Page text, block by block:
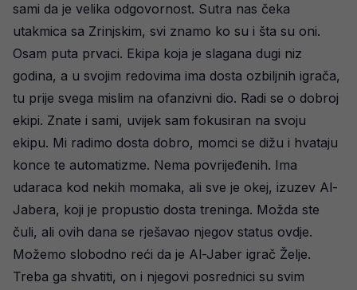
sami da je velika odgovornost. Sutra nas čeka
utakmica sa Zrinjskim, svi znamo ko su i šta su oni.
Osam puta prvaci. Ekipa koja je slagana dugi niz
godina, a u svojim redovima ima dosta ozbiljnih igrača,
tu prije svega mislim na ofanzivni dio. Radi se o dobroj
ekipi. Znate i sami, uvijek sam fokusiran na svoju
ekipu. Mi radimo dosta dobro, momci se dižu i hvataju
konce te automatizme. Nema povrijeđenih. Ima
udaraca kod nekih momaka, ali sve je okej, izuzev Al-
Jabera, koji je propustio dosta treninga. Možda ste
čuli, ali ovih dana se rješavao njegov status ovdje.
Možemo slobodno reći da je Al-Jaber igrač Želje.
Treba ga shvatiti, on i njegovi posrednici su svim